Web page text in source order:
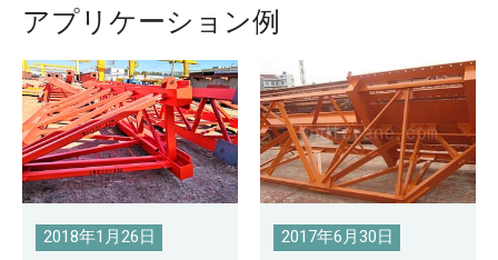
アプリケーション例
2018年1月26日 2017年6月30日